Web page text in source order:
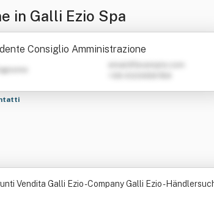
in Galli Ezio Spa
Consiglio Amministrazione
Vendita Galli Ezio - Company Galli Ezio -